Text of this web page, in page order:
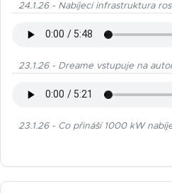
24.1.26 - Nabíjecí infrastruktura
23.1.26 - Dreame vstupuje na
23.1.26 - Co přináší 1000 kW